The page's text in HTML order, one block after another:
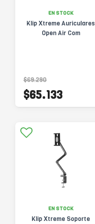
EN STOCK
Klip Xtreme Auriculares
Open Air Com
$69.290
$65.133
EN STOCK
Klip Xtreme Soporte